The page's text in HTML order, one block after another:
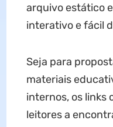
arquivo estático
interativo e fácil
Seja para
materiais
internos, os links
leitores a